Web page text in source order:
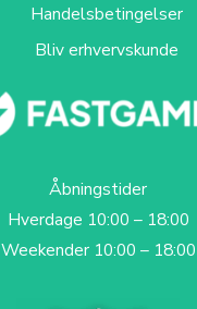
Handelsbetingelser
Bliv erhvervskunde
Åbningstider
Hverdage 10:00 – 18:00
Weekender 10:00 – 18:00